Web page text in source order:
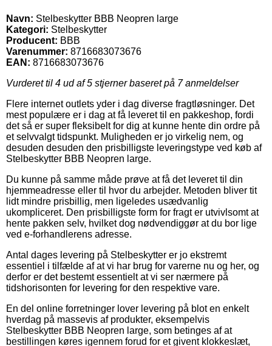
Navn: Stelbeskytter BBB Neopren large
Kategori: Stelbeskytter
Producent: BBB
Varenummer: 8716683073676
EAN: 8716683073676
Vurderet til 4 ud af 5 stjerner baseret på 7anmeldelser
Flere internet outlets yder i dag diverse fragtløsninger. Det
mest populære er i dag at få leveret til en pakkeshop, fordi
det så er super fleksibelt for dig at kunne hente din ordre på
et selvvalgt tidspunkt. Muligheden er jo virkelig nem, og
desuden desuden den prisbilligste leveringstype ved køb af
Stelbeskytter BBB Neopren large.
Du kunne på samme måde prøve at få det leveret til din
hjemmeadresse eller til hvor du arbejder. Metoden bliver tit
lidt mindre prisbillig, men ligeledes usædvanlig
ukompliceret. Den prisbilligste form for fragt er utvivlsomt at
hente pakken selv, hvilket dog nødvendiggør at du bor lige
ved e-forhandlerens adresse.
Antal dages levering på Stelbeskytter er jo ekstremt
essentiel i tilfælde af at vi har brug for varerne nu og her, og
derfor er det bestemt essentielt at vi ser nærmere på
tidshorisonten for levering for den respektive vare.
En del online forretninger lover levering på blot en enkelt
hverdag på massevis af produkter, eksempelvis
Stelbeskytter BBB Neopren large, som betinges af at
bestillingen køres igennem forud for et givent klokkeslæt,